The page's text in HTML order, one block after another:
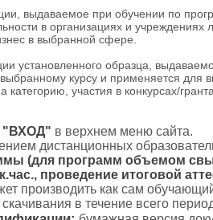
выдаваемое при обучении по
в организациях и
в выбранной сфере.
установленного образца,
курсу и применяется для
участия в конкурсах/
"ВХОД" в верхнем меню сайта.
дистанционных
(для программ объемом
проведение итоговой
производить как сам
в течение всего